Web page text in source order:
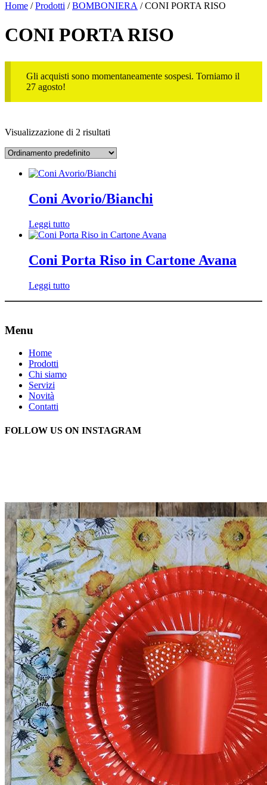
Home /Prodotti /BOMBONIERA / CONI PORTA RISO
CONI PORTA RISO
Gli acquisti sono momentaneamente sospesi. Torniamo il
27 agosto!
Visualizzazione di 2 risultati
Coni Avorio/Bianchi
Leggi tutto
Coni Porta Riso in Cartone Avana
Leggi tutto
Menu
Home
Prodotti
Chi siamo
Servizi
Novità
Contatti
FOLLOW US ON INSTAGRAM